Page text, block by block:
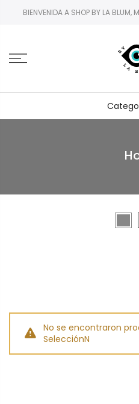
BIENVENIDA A SHOP BY LA BLUM,
No se encontraron
SelecciónN